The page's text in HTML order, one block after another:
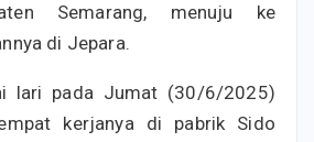
Semarang, menuju ke
di Jepara.
lari pada Jumat (30/6/2025)
kerjanya di pabrik Sido